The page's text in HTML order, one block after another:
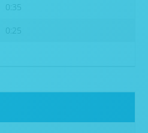
0:35
0:25